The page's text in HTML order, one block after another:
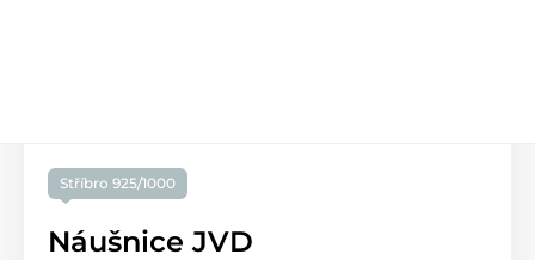
Stříbro 925/1000
Náušnice JVD